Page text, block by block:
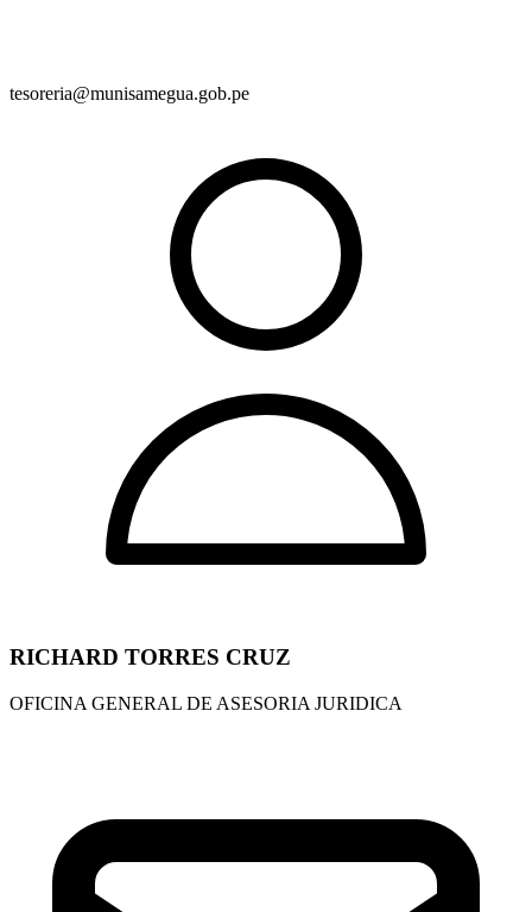
tesoreria@munisamegua.gob.pe
RICHARD TORRES CRUZ
OFICINA GENERAL DE ASESORIA JURIDICA